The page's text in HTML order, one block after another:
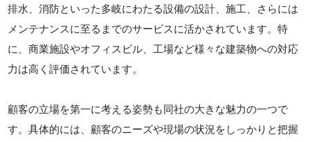
排水、消防といった多岐にわたる設備の設計、施工、さらには
メンテナンスに至るまでのサービスに活かされています。特
に、商業施設やオフィスビル、工場など様々な建築物への対応
力は高く評価されています。
顧客の立場を第一に考える姿勢も同社の大きな魅力の一つで
す。具体的には、顧客のニーズや現場の状況をしっかりと把握